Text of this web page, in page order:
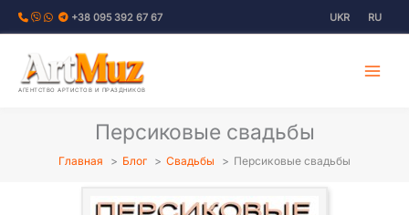
Перейти
+38 095 392 67 67 UKR RU
АГЕНТСТВО АРТИСТОВ И ПРАЗДНИКОВ
Персиковые свадьбы
Главная Блог Свадьбы Персиковые свадьбы